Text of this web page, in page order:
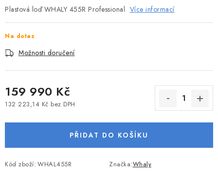
VODNÍ SKŮTRY
KATAMARÁNY - PONTON BOAT
PŘÍSLUŠENSTVÍ K ČLUNŮM
ZNAČKY
Plastová loď WHALY 455R Professional Více informací
Na dotaz
Možnosti doručení
159 990 Kč
132 223,14 Kč bez DPH
PŘIDAT DO KOŠÍKU
Kód zboží: WHAL455R Značka:Whaly